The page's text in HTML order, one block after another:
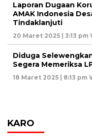
Laporan Dugaan
AMAK Indonesia
Tindaklanjuti
20 Maret 2025 | 3:13 pm
Diduga
Segera Memeriksa
18 Maret 2025 | 8:13 pm
KARO